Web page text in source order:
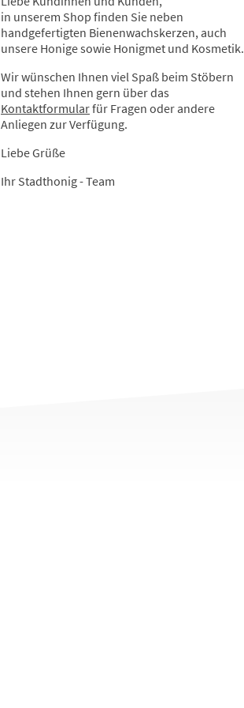
in unserem Shop finden Sie neben
handgefertigten Bienenwachskerzen, auch
unsere Honige sowie Honigmet und Kosmetik.
Wir wünschen Ihnen viel Spaß beim Stöbern
und stehen Ihnen gern über das
Kontaktformularfür Fragen oder andere
Anliegen zur Verfügung.
Liebe Grüße
Ihr Stadthonig - Team